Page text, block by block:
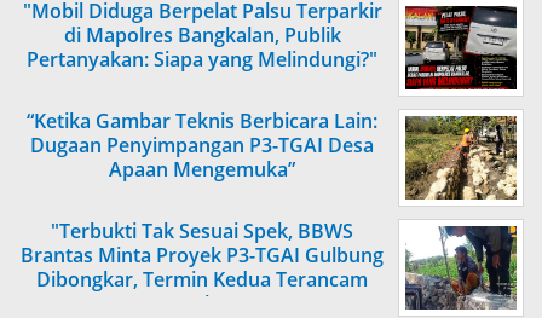
"Mobil Diduga Berpelat Palsu Terparkir
di Mapolres Bangkalan, Publik
Pertanyakan: Siapa yang Melindungi?"
“Ketika Gambar Teknis Berbicara Lain:
Dugaan Penyimpangan P3-TGAI Desa
Apaan Mengemuka”
"Terbukti Tak Sesuai Spek, BBWS
Brantas Minta Proyek P3-TGAI Gulbung
Dibongkar, Termin Kedua Terancam
Tertahan"